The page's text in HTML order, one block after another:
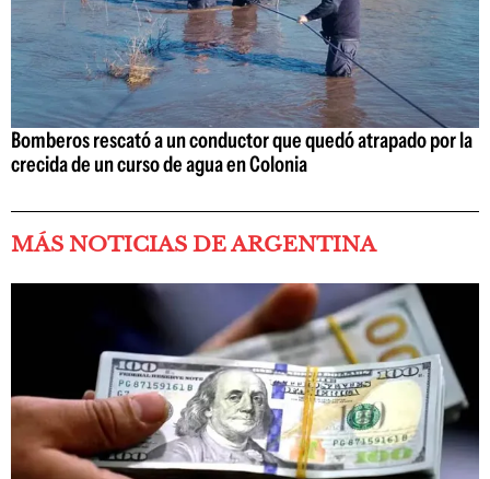
Bomberos rescató a un conductor que quedó atrapado por la
crecida de un curso de agua en Colonia
MÁS NOTICIAS DE ARGENTINA